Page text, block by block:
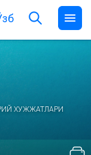
ХУЖЖАТЛАРИ